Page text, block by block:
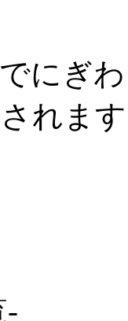
にぎ
れま
-